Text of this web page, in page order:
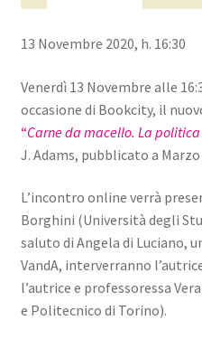
13 Novembre 2020, h. 16:30
Venerdì 13 Novembre alle
occasione di Bookcity, il
“Carne da macello. La
J. Adams, pubblicato a Marzo
L’incontro online verrà
Borghini (Università degli
saluto di Angela di Luciano,
VandA, interverranno
l’autrice e professoressa
e Politecnico di Torino).